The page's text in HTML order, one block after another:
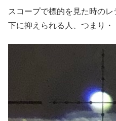
スコープで標的を見た時の
下に抑えられる人、つまり・